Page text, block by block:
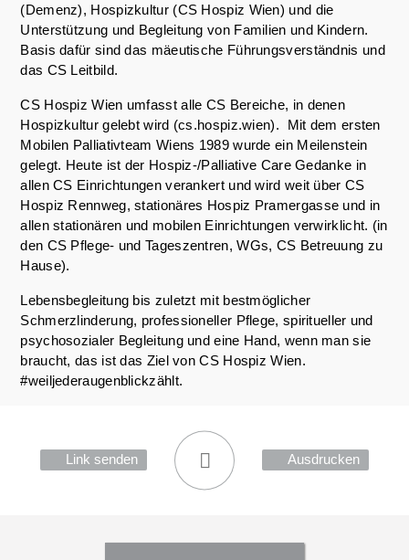
(Demenz), Hospizkultur (CS Hospiz Wien) und die
Unterstützung und Begleitung von Familien und Kindern.
Basis dafür sind das mäeutische Führungsverständnis und
das CS Leitbild.
CS Hospiz Wien umfasst alle CS Bereiche, in denen
Hospizkultur gelebt wird (cs.hospiz.wien). Mit dem ersten
Mobilen Palliativteam Wiens 1989 wurde ein Meilenstein
gelegt. Heute ist der Hospiz-/Palliative Care Gedanke in
allen CS Einrichtungen verankert und wird weit über CS
Hospiz Rennweg, stationäres Hospiz Pramergasse und in
allen stationären und mobilen Einrichtungen verwirklicht. (in
den CS Pflege- und Tageszentren, WGs, CS Betreuung zu
Hause).
Lebensbegleitung bis zuletzt mit bestmöglicher
Schmerzlinderung, professioneller Pflege, spiritueller und
psychosozialer Begleitung und eine Hand, wenn man sie
braucht, das ist das Ziel von CS Hospiz Wien.
#weiljederaugenblickzählt.
Link senden Ausdrucken